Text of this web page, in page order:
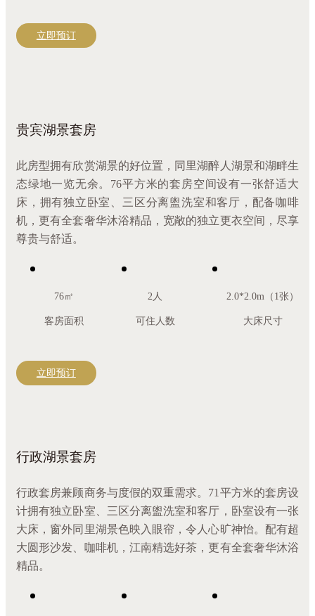
立即预订
贵宾湖景套房
此房型拥有欣赏湖景的好位置，同里湖醉人湖景和湖畔生
态绿地一览无余。76平方米的套房空间设有一张舒适大
床，拥有独立卧室、三区分离盥洗室和客厅，配备咖啡
机，更有全套奢华沐浴精品，宽敞的独立更衣空间，尽享
尊贵与舒适。
76㎡
客房面积
2人
可住人数
2.0*2.0m（1张）
大床尺寸
立即预订
行政湖景套房
行政套房兼顾商务与度假的双重需求。71平方米的套房设
计拥有独立卧室、三区分离盥洗室和客厅，卧室设有一张
大床，窗外同里湖景色映入眼帘，令人心旷神怡。配有超
大圆形沙发、咖啡机，江南精选好茶，更有全套奢华沐浴
精品。